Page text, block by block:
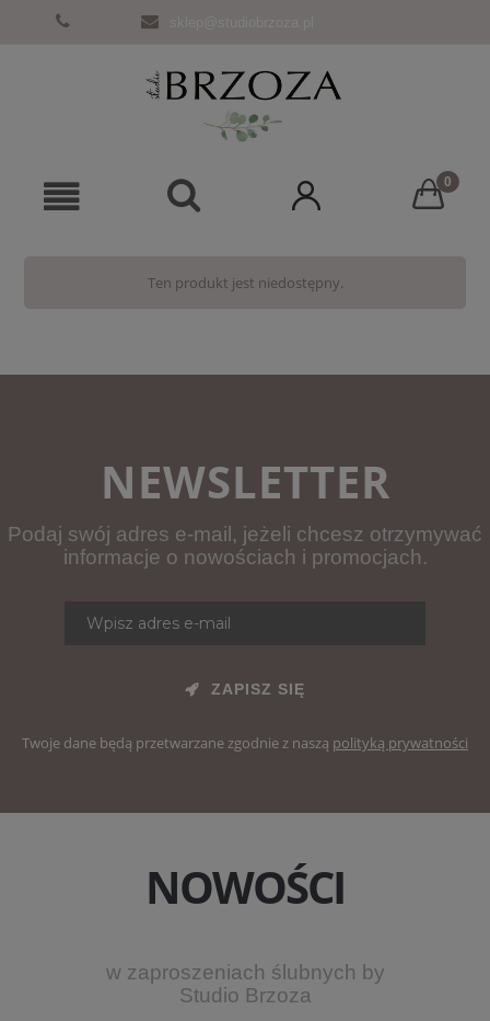
Ten produkt jest niedostępny.
NEWSLETTER
Podaj swój adres e-mail, jeżeli chcesz otrzymywać
informacje o nowościach i promocjach.
ZAPISZ SIĘ
Twoje dane będą przetwarzane zgodnie z naszą polityką prywatności
NOWOŚCI
w zaproszeniach ślubnych by
Studio Brzoza